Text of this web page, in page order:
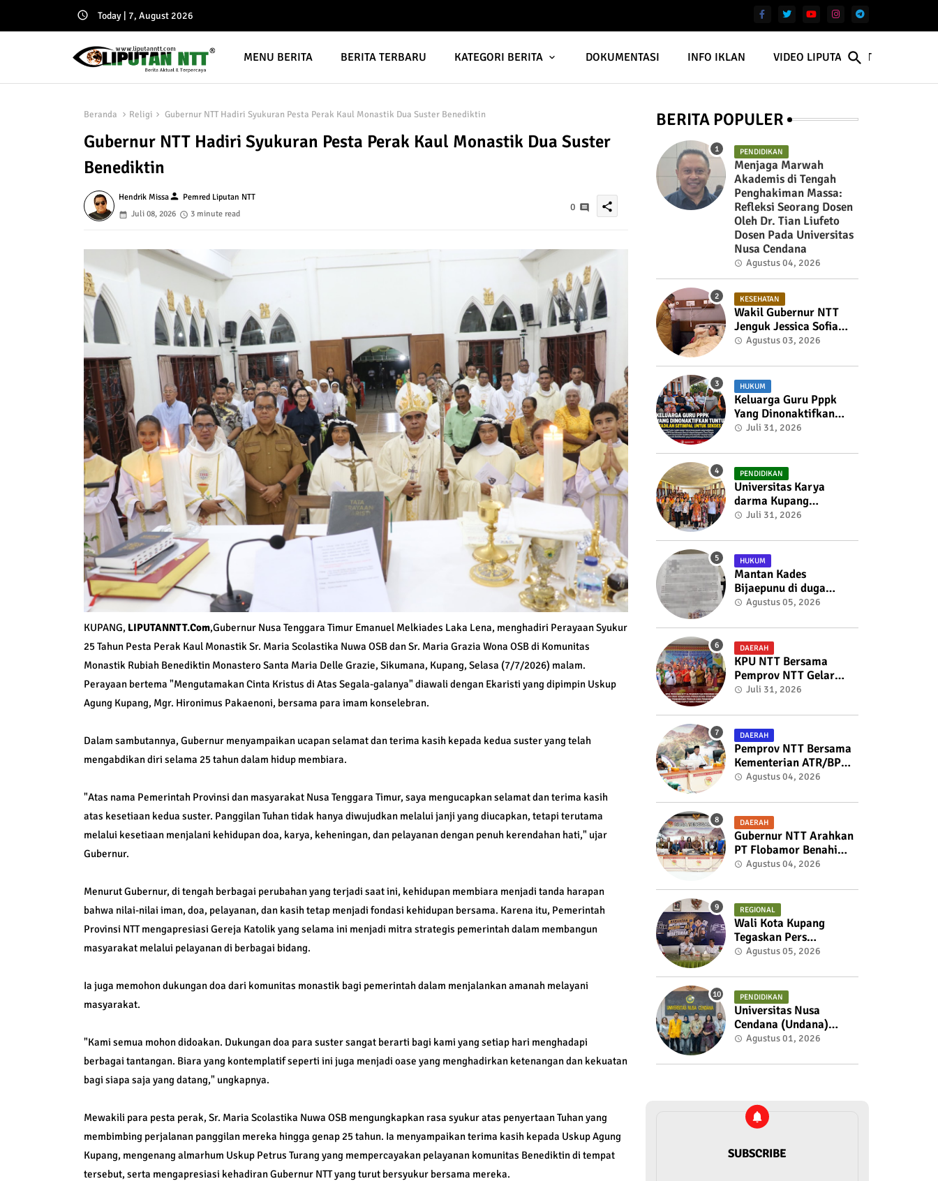
Today | 7, August 2026
MENU BERITA BERITA TERBARU KATEGORI BERITA DOKUMENTASI INFO IKLAN VIDEO LIPUTAN NTT
Beranda Religi Gubernur NTT Hadiri Syukuran Pesta Perak Kaul Monastik Dua Suster Benediktin
Gubernur NTT Hadiri Syukuran Pesta Perak Kaul Monastik Dua Suster
Benediktin
Hendrik Missaperson Pemred Liputan NTT
Juli 08, 2026
3 minute read
0 share
KUPANG, LIPUTANNTT.Com,Gubernur Nusa Tenggara Timur Emanuel Melkiades Laka Lena, menghadiri Perayaan Syukur
25 Tahun Pesta Perak Kaul Monastik Sr. Maria Scolastika Nuwa OSB dan Sr. Maria Grazia Wona OSB di Komunitas
Monastik Rubiah Benediktin Monastero Santa Maria Delle Grazie, Sikumana, Kupang, Selasa (7/7/2026) malam.
Perayaan bertema "Mengutamakan Cinta Kristus di Atas Segala-galanya" diawali dengan Ekaristi yang dipimpin Uskup
Agung Kupang, Mgr. Hironimus Pakaenoni, bersama para imam konselebran.
Dalam sambutannya, Gubernur menyampaikan ucapan selamat dan terima kasih kepada kedua suster yang telah
mengabdikan diri selama 25 tahun dalam hidup membiara.
"Atas nama Pemerintah Provinsi dan masyarakat Nusa Tenggara Timur, saya mengucapkan selamat dan terima kasih
atas kesetiaan kedua suster. Panggilan Tuhan tidak hanya diwujudkan melalui janji yang diucapkan, tetapi terutama
melalui kesetiaan menjalani kehidupan doa, karya, keheningan, dan pelayanan dengan penuh kerendahan hati," ujar
Gubernur.
Menurut Gubernur, di tengah berbagai perubahan yang terjadi saat ini, kehidupan membiara menjadi tanda harapan
bahwa nilai-nilai iman, doa, pelayanan, dan kasih tetap menjadi fondasi kehidupan bersama. Karena itu, Pemerintah
Provinsi NTT mengapresiasi Gereja Katolik yang selama ini menjadi mitra strategis pemerintah dalam membangun
masyarakat melalui pelayanan di berbagai bidang.
Ia juga memohon dukungan doa dari komunitas monastik bagi pemerintah dalam menjalankan amanah melayani
masyarakat.
"Kami semua mohon didoakan. Dukungan doa para suster sangat berarti bagi kami yang setiap hari menghadapi
berbagai tantangan. Biara yang kontemplatif seperti ini juga menjadi oase yang menghadirkan ketenangan dan kekuatan
bagi siapa saja yang datang," ungkapnya.
Mewakili para pesta perak, Sr. Maria Scolastika Nuwa OSB mengungkapkan rasa syukur atas penyertaan Tuhan yang
membimbing perjalanan panggilan mereka hingga genap 25 tahun. Ia menyampaikan terima kasih kepada Uskup Agung
Kupang, mengenang almarhum Uskup Petrus Turang yang mempercayakan pelayanan komunitas Benediktin di tempat
tersebut, serta mengapresiasi kehadiran Gubernur NTT yang turut bersyukur bersama mereka.
BERITA POPULER
PENDIDIKAN
Menjaga Marwah
Akademis di Tengah
Penghakiman Massa:
Refleksi Seorang Dosen
Oleh Dr. Tian Liufeto
Dosen Pada Universitas
Nusa Cendana
Agustus 04, 2026
KESEHATAN
Wakil Gubernur NTT
Jenguk Jessica Sofia
Tunardjo, Kondisi
Membaik
Agustus 03, 2026
HUKUM
Keluarga Guru Pppk
Yang Dinonaktifkan
Tuntut Keadilan
Bijaepunu
Juli 31, 2026
PENDIDIKAN
Universitas Karya
darma Kupang
Menunjukkan
Mendukung
Pembangunan
Masyarakat Melalui
KKN
Juli 31, 2026
HUKUM
Mantan Kades
Bijaepunu di duga
membuat Surat
Pemberhentian Sekdes
kepada Bupati TTS
Agustus 05, 2026
DAERAH
KPU NTT Bersama
Pemprov NTT Gelar
Rakor Untuk Membahas
Draft Nota
Kesepahaman
Juli 31, 2026
DAERAH
Pemprov NTT Bersama
Kementerian ATR/BPN
Perkuat Sinergi
dan Tata Ruang
Agustus 04, 2026
DAERAH
Gubernur NTT Arahkan
PT Flobamor Benahi
Fondasi Usaha,
Ekspansi Bisnis
Agustus 04, 2026
REGIONAL
Wali Kota Kupang
Tegaskan Pers
Berkualitas Adalah
Publik, Pemkot Siap
Perkuat Kolaborasi
dengan SMSI NTT
Agustus 05, 2026
PENDIDIKAN
Universitas Nusa
Cendana (Undana)
Kupang Resmi Akhiri
Akademik Sri Sulastri
Terbuka
Agustus 01, 2026
SUBSCRIBE